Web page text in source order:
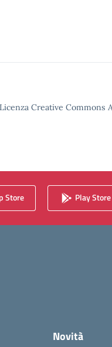
Creative Commons
Store Play Store
Novità